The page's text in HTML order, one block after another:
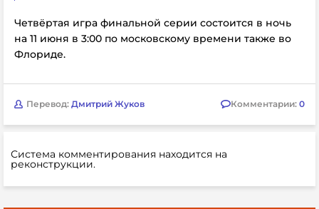
Четвёртая игра финальной серии состоится в ночь
на 11 июня в 3:00 по московскому времени также во
Флориде.
Перевод: Дмитрий Жуков Комментарии: 0
Система комментирования находится на
реконструкции.